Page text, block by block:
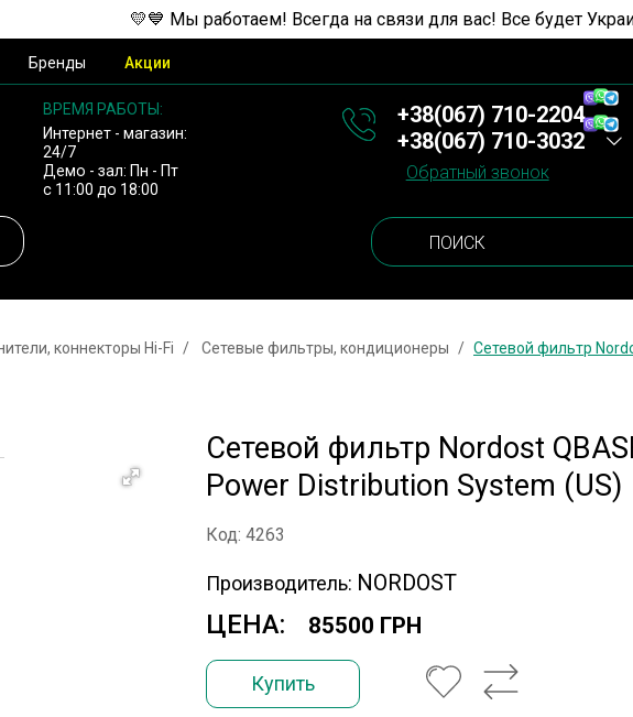
💛💙 Мы работаем! Всегда на связи для вас! Все будет
Бренды Акции
ВРЕМЯ РАБОТЫ:
Интернет - магазин:
24/7
Демо - зал: Пн - Пт
с 11:00 до 18:00
+38(067) 710-2204
+38(067) 710-3032
Обратный звонок
коннекторы Hi-Fi Сетевые фильтры, кондиционеры Сетевой фильтр
Сетевой фильтр Nordost
Power Distribution System (US)
Код: 4263
Производитель: NORDOST
ЦЕНА: 85500 ГРН
Купить